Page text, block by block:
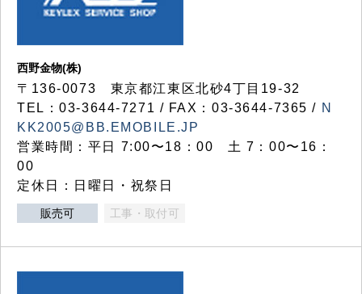
西野金物(株)
〒136-0073 東京都江東区北砂4丁目19-32
TEL：03‐3644‐7271 / FAX：03-3644-7365 / N
KK2005@BB.EMOBILE.JP
営業時間：平日 7:00〜18：00 土 7：00〜16：
00
定休日：日曜日・祝祭日
販売可 工事・取付可